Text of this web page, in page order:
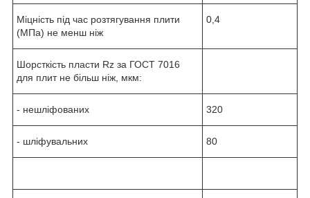
Міцність під час розтягування плити
(МПа) не менш ніж
0,4
Шорсткість пласти Rz за ГОСТ 7016
для плит не більш ніж, мкм:
- нешліфованих 320
- шліфувальних 80